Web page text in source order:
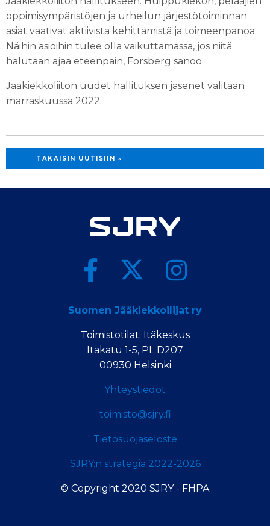
oppimisympäristöjen ja urheilun järjestötoiminnan
asiat vaativat aktiivista kehittämistä ja toimeenpanoa.
Näihin asioihin tulee olla vaikuttamassa, jos niitä
halutaan ajaa eteenpäin, Forsberg sanoo.
Jääkiekkoliiton uudet hallituksen jäsenet valitaan
marraskuussa 2022.
TAKAISIN UUTISIIN »
Suomen Jääkiekkoilijat ry
Toimistotilat: Itäkeskus
Itäkatu 1-5, PL D207
00930 Helsinki
Yhteystiedot
toimisto@sjry.fi
Tietosuojaseloste
SJRY:n strategia 2022-2026
© Copyright 2020 SJRY - FHPA